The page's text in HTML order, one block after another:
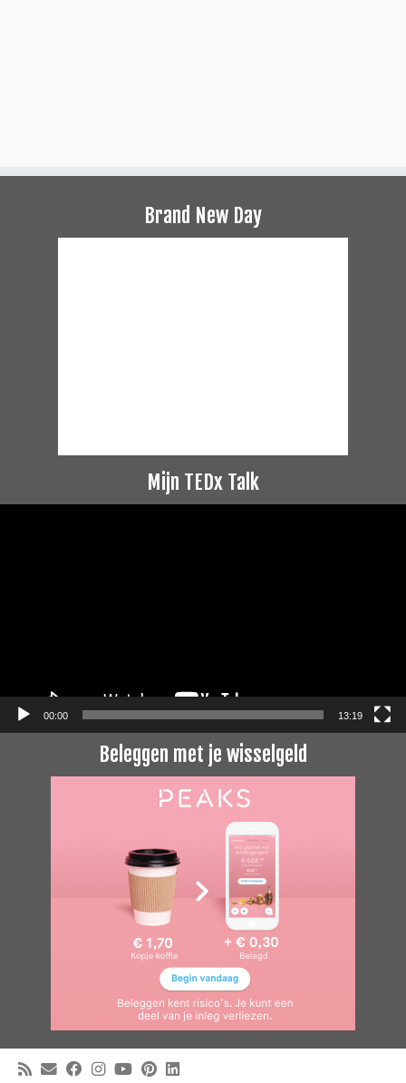
Brand New Day
Mijn TEDx Talk
00:00 13:19
Beleggen met je wisselgeld